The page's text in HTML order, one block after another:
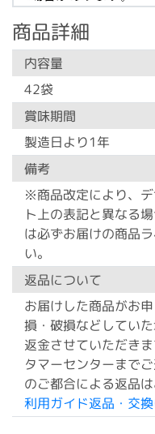
商品詳細
内容量
42袋
賞味期間
製造日より1年
備考
※商品改定により、
ト上の表記と異なる
は必ずお届けの商品
い。
返品について
お届けした商品がお
損・破損などしてい
返金させていただき
タマーセンターまで
のご都合による返品
利用ガイド返品・交